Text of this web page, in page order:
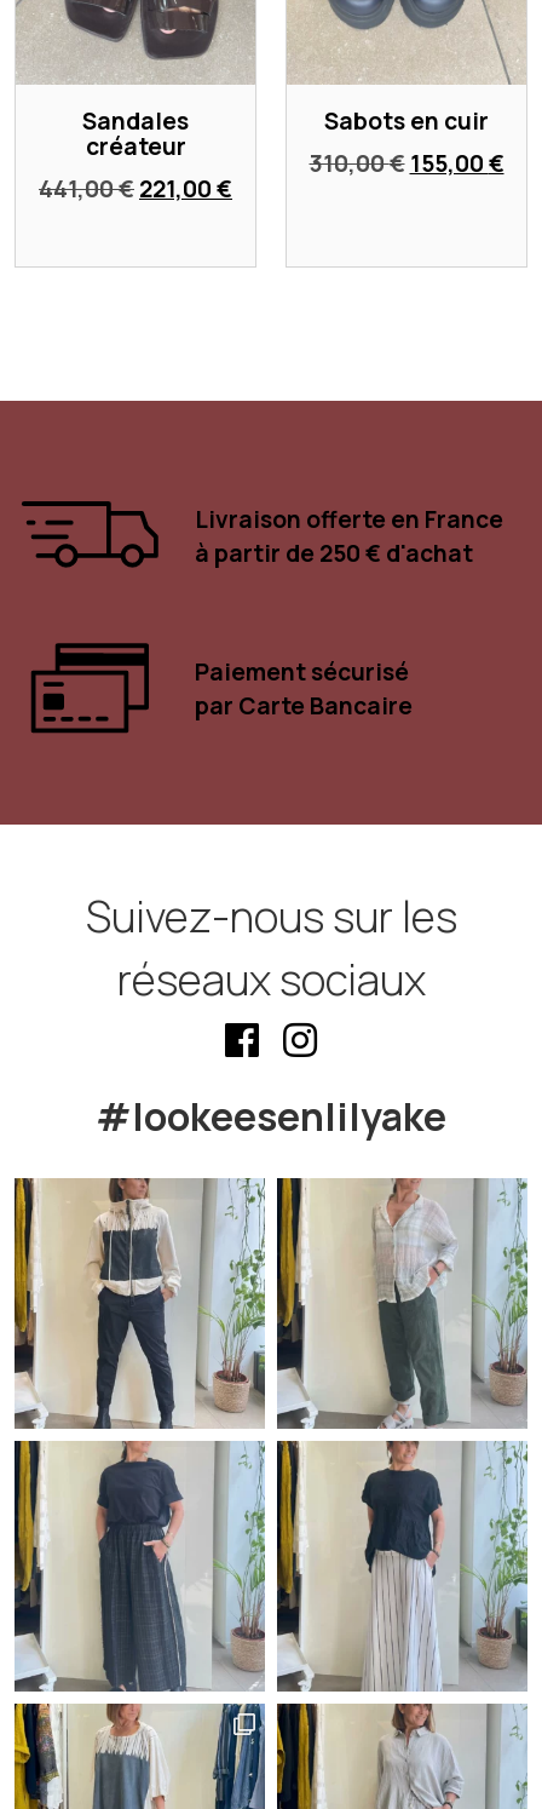
Sandales
créateur
441,00€Le
221,00€
Sabots en cuir
310,00€ Le
était :
155,00€Le
Livraison offerte en France
à partir de 250 € d'achat
Paiement sécurisé
par Carte Bancaire
Suivez-nous sur les
réseaux sociaux
#lookeesenlilyake